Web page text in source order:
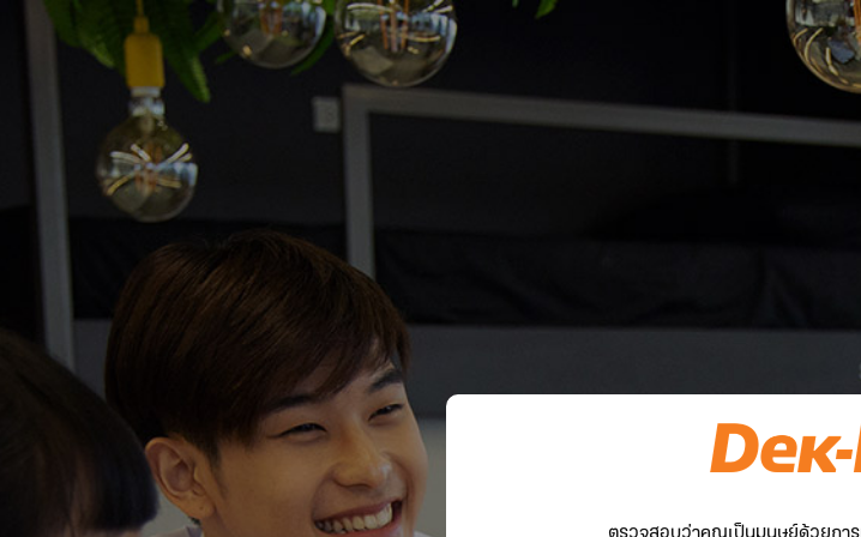
ตรวจสอบว่าคุณเป็นมนุษย์ด้วยการ